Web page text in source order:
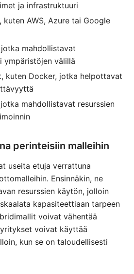
ja infrastruktuuri
AWS, Azure tai Google
mahdollistavat
ympäristöjen välillä
kuten Docker, jotka helpottavat
mahdollistavat resurssien
perinteisiin malleihin
useita etuja verrattuna
Ensinnäkin, ne
resurssien käytön, jolloin
kapasiteettiaan tarpeen
voivat vähentää
voivat käyttää
kun se on taloudellisesti